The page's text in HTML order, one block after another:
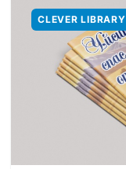
CLEVER LIBRARY